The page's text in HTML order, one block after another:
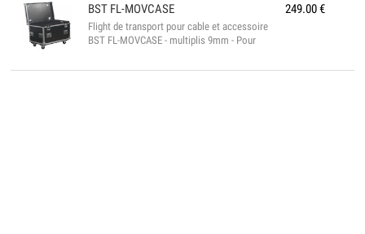
249.00€
BST FL-MOVCASE
Flight de transport pour cable et accessoire
BST FL-MOVCASE - multiplis 9mm - Pour
4 papillons encastrables - 4 roulettes